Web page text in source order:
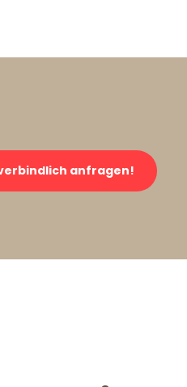
anfragen!